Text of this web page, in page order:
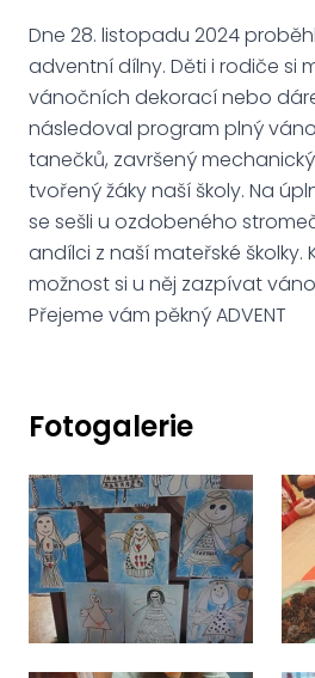
Dne 28. listopadu 2024
adventní dílny. Děti i rodiče si
vánočních dekorací nebo
následoval program plný
tanečků, završený
tvořený žáky naší školy. Na
se sešli u ozdobeného
andílci z naší mateřské školky.
možnost si u něj zazpívat
Přejeme vám pěkný ADVENT
Fotogalerie